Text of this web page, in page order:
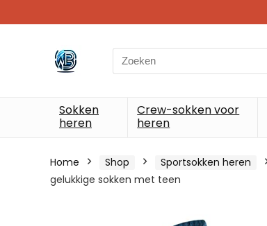
Search
for:
Sokken
heren
Crew-sokken voor
heren
Home Shop Sportsokken heren
gelukkige sokken met teen